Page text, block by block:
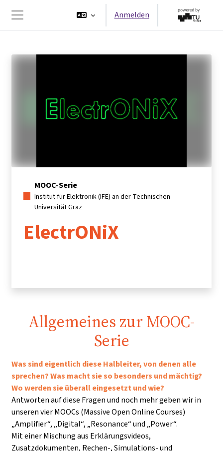
Website-Übersicht
Anmelden
MOOC-Serie
Institut für Elektronik (IFE) an der Technischen
Universität Graz
ElectrONiX
Allgemeines zur MOOC-
Serie
Was sind eigentlich diese Halbleiter, von denen alle
sprechen? Was macht sie so besonders und mächtig?
Wo werden sie überall eingesetzt und wie?
Antworten auf diese Fragen und noch mehr geben wir in
unseren vier MOOCs (Massive Open Online Courses)
„Amplifier“, „Digital“, „Resonance“ und „Power“.
Mit einer Mischung aus Erklärungsvideos,
Zusatzdokumenten, Rechen-, Simulations- und